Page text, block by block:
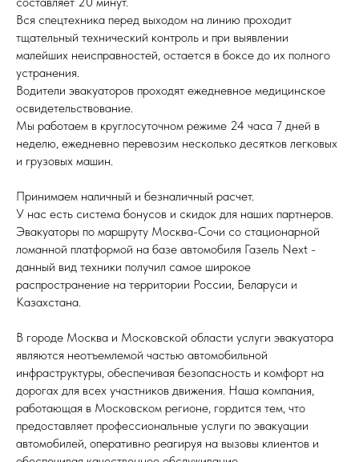
Вся спецтехника перед выходом на линию проходит
тщательный технический контроль и при выявлении
малейших неисправностей, остается в боксе до их полного
устранения.
Водители эвакуаторов проходят ежедневное медицинское
освидетельствование.
Мы работаем в круглосуточном режиме 24 часа 7 дней в
неделю, ежедневно перевозим несколько десятков легковых
и грузовых машин.
Принимаем наличный и безналичный расчет.
У нас есть система бонусов и скидок для наших партнеров.
Эвакуаторы по маршруту Москва-Сочи со стационарной
ломанной платформой на базе автомобиля Газель Next -
данный вид техники получил самое широкое
распространение на территории России, Беларуси и
Казахстана.
В городе Москва и Московской области услуги эвакуатора
являются неотъемлемой частью автомобильной
инфраструктуры, обеспечивая безопасность и комфорт на
дорогах для всех участников движения. Наша компания,
работающая в Московском регионе, гордится тем, что
предоставляет профессиональные услуги по эвакуации
автомобилей, оперативно реагируя на вызовы клиентов и